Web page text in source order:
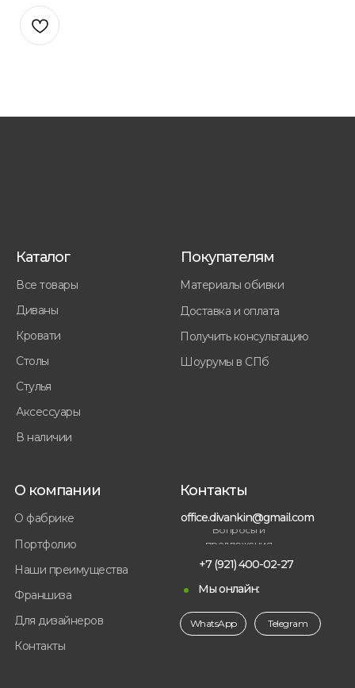
Все товары
Диваны
Кровати
Стулья
Столы
Аксессуары
В наличии
Каталог
Материалы обивки
Доставка и оплата
Получить консультацию
Шоурумы в СПб
Покупателям
О фабрике
Портфолио
Наши преимущества
Франшиза
О компании
Контакты
Контакты
office.divankin@gmail.com
Вопросы и
предложения
+7 (921) 400-02-27
Мы онлайн:
WhatsApp Telegram
Для дизайнеров